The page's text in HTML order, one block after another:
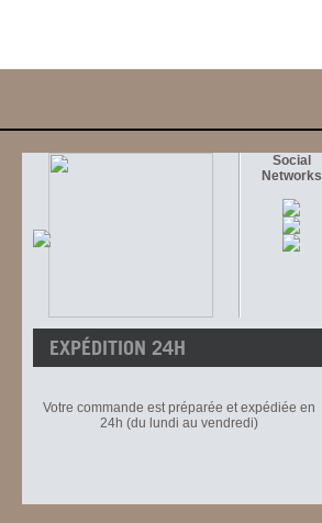
Social
Networks
EXPÉDITION 24H
Votre commande est préparée et expédiée en
24h (du lundi au vendredi)